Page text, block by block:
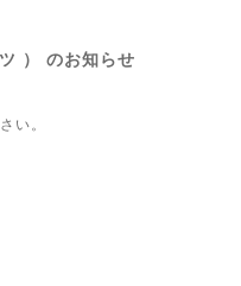
） のお知らせ
い。